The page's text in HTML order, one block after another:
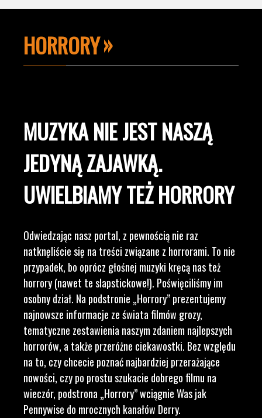
HORRORY
MUZYKA NIE JEST NASZĄ
JEDYNĄ ZAJAWKĄ.
UWIELBIAMY TEŻ HORRORY
Odwiedzając nasz portal, z pewnością nie raz
natknęliście się na treści związane z horrorami. To nie
przypadek, bo oprócz głośnej muzyki kręcą nas też
horrory (nawet te slapstickowe!). Poświęciliśmy im
osobny dział. Na podstronie „Horrory” prezentujemy
najnowsze informacje ze świata filmów grozy,
tematyczne zestawienia naszym zdaniem najlepszych
horrorów, a także przeróżne ciekawostki. Bez względu
na to, czy chcecie poznać najbardziej przerażające
nowości, czy po prostu szukacie dobrego filmu na
wieczór, podstrona „Horrory” wciągnie Was jak
Pennywise do mrocznych kanałów Derry.